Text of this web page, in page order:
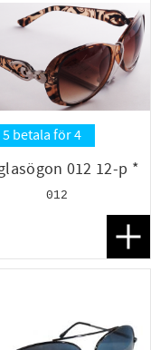
betala för 4
012 12-p *
012